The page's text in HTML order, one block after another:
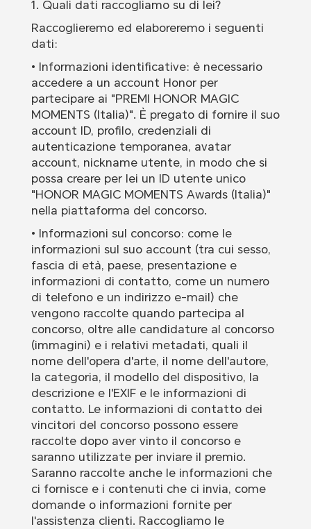
1. Quali dati raccogliamo su di lei?
Raccoglieremo ed elaboreremo i seguenti
dati:
• Informazioni identificative: è necessario
accedere a un account Honor per
partecipare ai "PREMI HONOR MAGIC
MOMENTS (Italia)". È pregato di fornire il suo
account ID, profilo, credenziali di
autenticazione temporanea, avatar
account, nickname utente, in modo che si
possa creare per lei un ID utente unico
"HONOR MAGIC MOMENTS Awards (Italia)"
nella piattaforma del concorso.
• Informazioni sul concorso: come le
informazioni sul suo account (tra cui sesso,
fascia di età, paese, presentazione e
informazioni di contatto, come un numero
di telefono e un indirizzo e-mail) che
vengono raccolte quando partecipa al
concorso, oltre alle candidature al concorso
(immagini) e i relativi metadati, quali il
nome dell'opera d'arte, il nome dell'autore,
la categoria, il modello del dispositivo, la
descrizione e l'EXIF e le informazioni di
contatto. Le informazioni di contatto dei
vincitori del concorso possono essere
raccolte dopo aver vinto il concorso e
saranno utilizzate per inviare il premio.
Saranno raccolte anche le informazioni che
ci fornisce e i contenuti che ci invia, come
domande o informazioni fornite per
l'assistenza clienti. Raccogliamo le